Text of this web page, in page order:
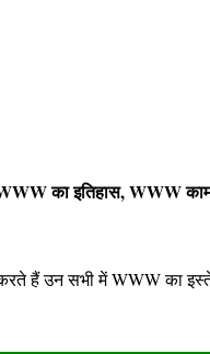
का इतिहास, WWW
हैं उन सभी में WWW का